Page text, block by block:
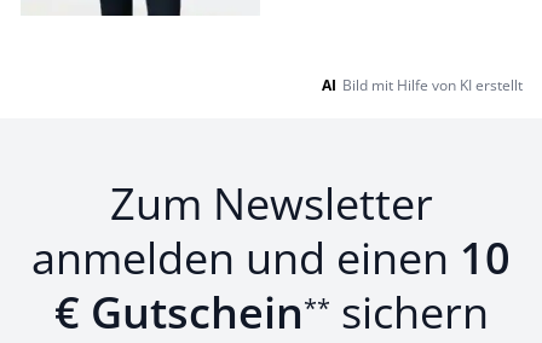
AI Bild mit Hilfe von KI erstellt
Zum Newsletter
anmelden und einen 10
€ Gutschein** sichern